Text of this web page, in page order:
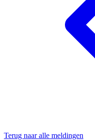
Terug naar alle meldingen